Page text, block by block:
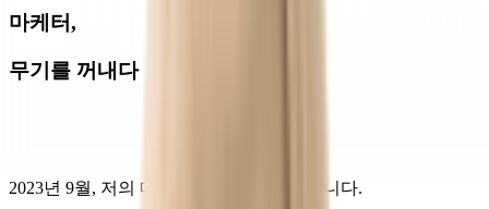
마케터,
무기를 꺼내다
2023년 9월, 저의 메시지를 꺼내기 시작합니다.